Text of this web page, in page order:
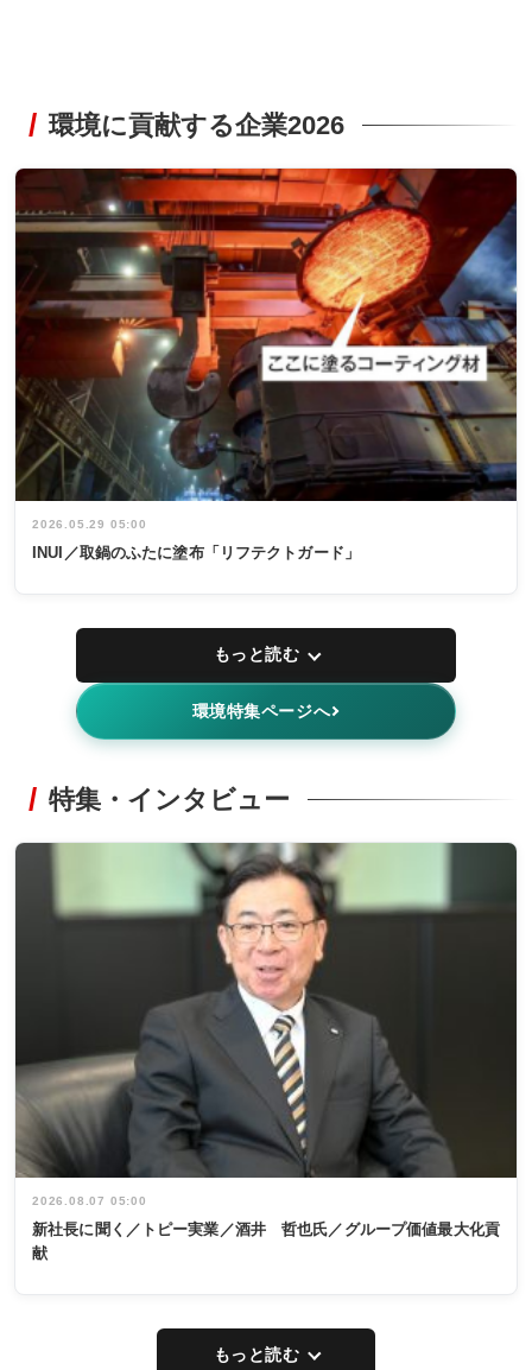
環境に貢献する企業2026
2026.05.29 05:00
INUI／取鍋のふたに塗布「リフテクトガード」
もっと読む
環境特集ページへ
特集・インタビュー
2026.08.07 05:00
新社長に聞く／トピー実業／酒井 哲也氏／グループ価値最大化貢
献
もっと読む